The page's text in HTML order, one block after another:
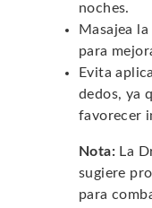
noches.
Masajea
para
Evita
dedos, ya
favorecer
Nota: La
sugiere
para